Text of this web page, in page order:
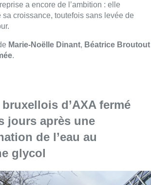
a encore de l’ambition : elle
croissance, toutefois sans levée de
Marie-Noëlle Dinant, Béatrice Broutout
.
d’AXA fermé
jours après une
de l’eau au
glycol